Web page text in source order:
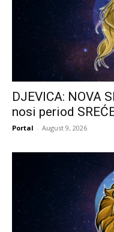
DJEVICA: NOVA
nosi period
Portal - August 9, 2026